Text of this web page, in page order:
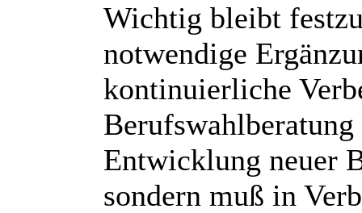
Wichtig bleibt
notwendige
kontinuierliche
Entwicklung neuer
sondern muß in